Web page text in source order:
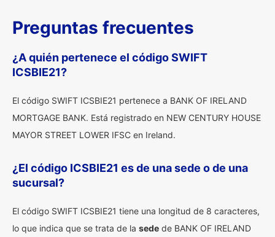
Preguntas frecuentes
¿A quién pertenece el código SWIFT
ICSBIE21?
El código SWIFT ICSBIE21 pertenece a BANK OF IRELAND
MORTGAGE BANK. Está registrado en NEW CENTURY HOUSE
MAYOR STREET LOWER IFSC en Ireland.
¿El código ICSBIE21 es de una sede o de una
sucursal?
El código SWIFT ICSBIE21 tiene una longitud de 8 caracteres,
lo que indica que se trata de la sede de BANK OF IRELAND